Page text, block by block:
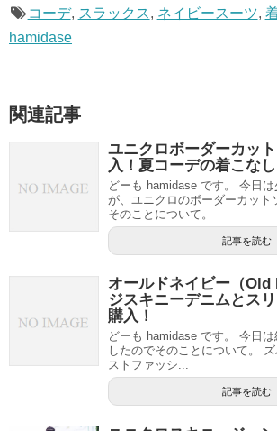
コーデ, スラックス, ネイビースーツ,
hamidase
関連記事
ユニクロボーダーカッ
入！夏コーデの着こなし
どーも hamidase です。 今日
が、ユニクロのボーダーカット
そのことについて。
記事を読む
オールドネイビー（Old
ジスキニーデニムとス
購入！
どーも hamidase です。 今日
したのでそのことについて。
ストファッシ...
記事を読む